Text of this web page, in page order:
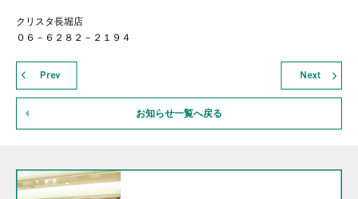
クリスタ長堀店
０６－６２８２－２１９４
お知らせ一覧へ戻る